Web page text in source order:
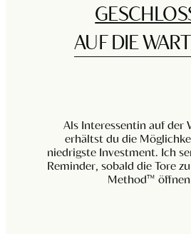
AUF DIE
Als Interessentin auf der
erhältst du die
niedrigste Investment. Ich
Reminder, sobald die Tore
Method™